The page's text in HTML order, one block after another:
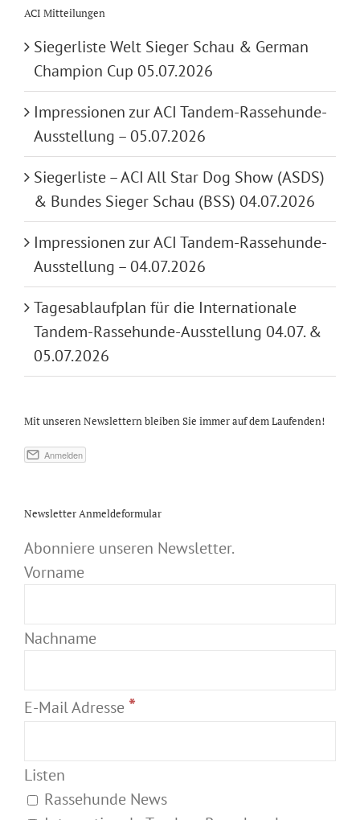
ACI Mitteilungen
Siegerliste Welt Sieger Schau & German
Champion Cup 05.07.2026
Impressionen zur ACI Tandem-Rassehunde-
Ausstellung – 05.07.2026
Siegerliste – ACI All Star Dog Show (ASDS)
& Bundes Sieger Schau (BSS) 04.07.2026
Impressionen zur ACI Tandem-Rassehunde-
Ausstellung – 04.07.2026
Tagesablaufplan für die Internationale
Tandem-Rassehunde-Ausstellung 04.07. &
05.07.2026
Mit unseren Newslettern bleiben Sie immer auf dem Laufenden!
Newsletter Anmeldeformular
Abonniere unseren Newsletter.
Vorname
Nachname
E-Mail Adresse *
Listen
Rassehunde News